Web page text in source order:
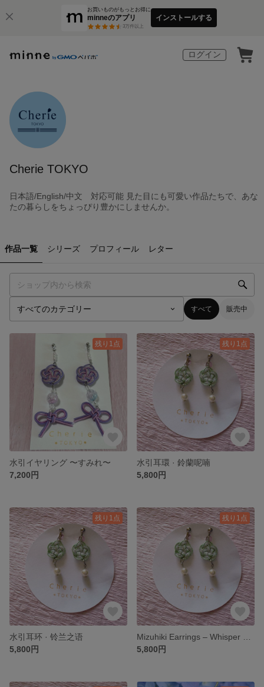
お買いものがもっとお得に
minneのアプリ
3万件以上
インストールする
ログイン
Cherie TOKYO
日本語/English/中文 対応可能 見た目にも可愛い作品たちで、あな
たの暮らしをちょっぴり豊かにしませんか。
作品一覧 シリーズ プロフィール レター
すべて 販売中
残り1点
水引イヤリング 〜すみれ〜
7,200円
残り1点
水引耳環 · 鈴蘭呢喃
5,800円
残り1点
水引耳环 · 铃兰之语
5,800円
残り1点
5,800円